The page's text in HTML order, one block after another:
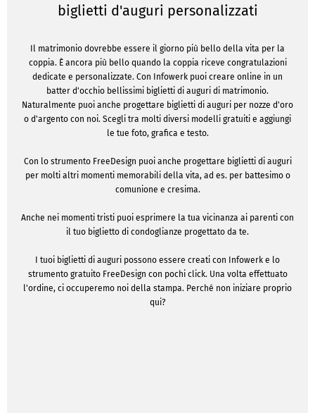
biglietti d'auguri personalizzati
Il matrimonio dovrebbe essere il giorno più bello della vita per la
coppia. È ancora più bello quando la coppia riceve congratulazioni
dedicate e personalizzate. Con Infowerk puoi creare online in un
batter d'occhio bellissimi biglietti di auguri di matrimonio.
Naturalmente puoi anche progettare biglietti di auguri per nozze d'oro
o d'argento con noi. Scegli tra molti diversi modelli gratuiti e aggiungi
le tue foto, grafica e testo.
Con lo strumento FreeDesign puoi anche progettare biglietti di auguri
per molti altri momenti memorabili della vita, ad es. per battesimo o
comunione e cresima.
Anche nei momenti tristi puoi esprimere la tua vicinanza ai parenti con
il tuo biglietto di condoglianze progettato da te.
I tuoi biglietti di auguri possono essere creati con Infowerk e lo
strumento gratuito FreeDesign con pochi click. Una volta effettuato
l'ordine, ci occuperemo noi della stampa. Perché non iniziare proprio
qui?